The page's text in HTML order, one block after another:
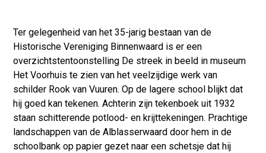
Ter gelegenheid van het 35-jarig bestaan van de
Historische Vereniging Binnenwaard is er een
overzichtstentoonstelling De streek in beeld in museum
Het Voorhuis te zien van het veelzijdige werk van
schilder Rook van Vuuren. Op de lagere school blijkt dat
hij goed kan tekenen. Achterin zijn tekenboek uit 1932
staan schitterende potlood- en krijttekeningen. Prachtige
landschappen van de Alblasserwaard door hem in de
schoolbank op papier gezet naar een schetsje dat hij